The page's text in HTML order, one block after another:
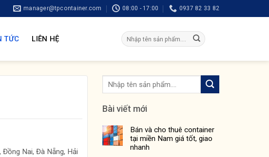
manager@tpcontainer.com 08:00 - 17:00 0937 82 33 82
TỨC LIÊN HỆ
Tìm
kiếm:
Đồng Nai, Đà Nẵng, Hải
Bài viết mới
Bán và cho thuê container
tại miền Nam giá tốt, giao
nhanh